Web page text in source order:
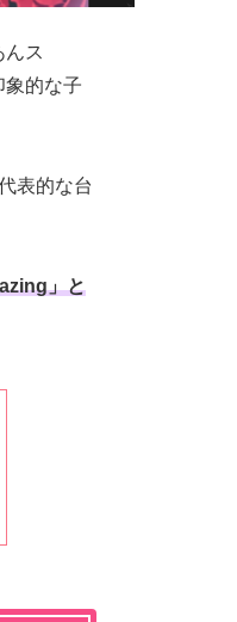
んス
象的な子
表的な台
」と